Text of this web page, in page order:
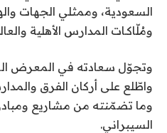
السعودية، وممثلي الجهات
ومُلّاكـات المدارس الأهلية
وتجوّل سعادته في المعرض
واطّلع على أركان الفرق
وما تضمّنته من مشاريع
السيبراني.